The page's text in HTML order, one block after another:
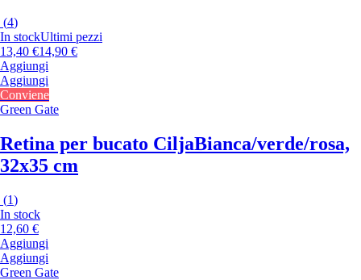
(4)
In stockUltimi pezzi
13,40 €14,90 €
Aggiungi
Aggiungi
Conviene
Green Gate
Retina per bucato CiljaBianca/verde/rosa,
32x35 cm
(1)
In stock
12,60 €
Aggiungi
Aggiungi
Green Gate